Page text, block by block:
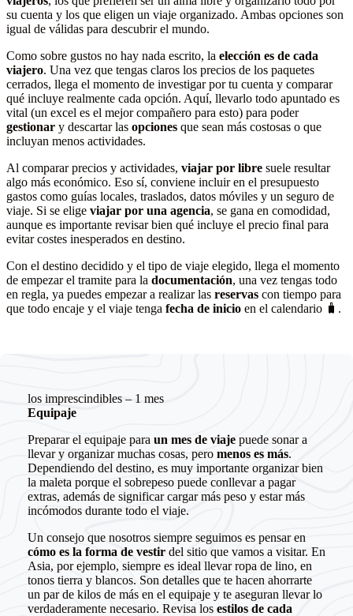
su cuenta y los que eligen un viaje organizado. Ambas opciones son
igual de válidas para descubrir el mundo.
Como sobre gustos no hay nada escrito, la elección es de cada
viajero. Una vez que tengas claros los precios de los paquetes
cerrados, llega el momento de investigar por tu cuenta y comparar
qué incluye realmente cada opción. Aquí, llevarlo todo apuntado es
vital (un excel es el mejor compañero para esto) para poder
gestionar y descartar las opciones que sean más costosas o que
incluyan menos actividades.
Al comparar precios y actividades, viajar por libre suele resultar
algo más económico. Eso sí, conviene incluir en el presupuesto
gastos como guías locales, traslados, datos móviles y un seguro de
viaje. Si se elige viajar por una agencia, se gana en comodidad,
aunque es importante revisar bien qué incluye el precio final para
evitar costes inesperados en destino.
Con el destino decidido y el tipo de viaje elegido, llega el momento
de empezar el tramite para la documentación, una vez tengas todo
en regla, ya puedes empezar a realizar las reservas con tiempo para
que todo encaje y el viaje tenga fecha de inicio en el calendario 🧳.
los imprescindibles – 1 mes
Equipaje
Preparar el equipaje para un mes de viaje puede sonar a
llevar y organizar muchas cosas, pero menos es más.
Dependiendo del destino, es muy importante organizar bien
la maleta porque el sobrepeso puede conllevar a pagar
extras, además de significar cargar más peso y estar más
incómodos durante todo el viaje.
Un consejo que nosotros siempre seguimos es pensar en
cómo es la forma de vestir del sitio que vamos a visitar. En
Asia, por ejemplo, siempre es ideal llevar ropa de lino, en
tonos tierra y blancos. Son detalles que te hacen ahorrarte
un par de kilos de más en el equipaje y te aseguran llevar lo
verdaderamente necesario. Revisa losestilos de cada